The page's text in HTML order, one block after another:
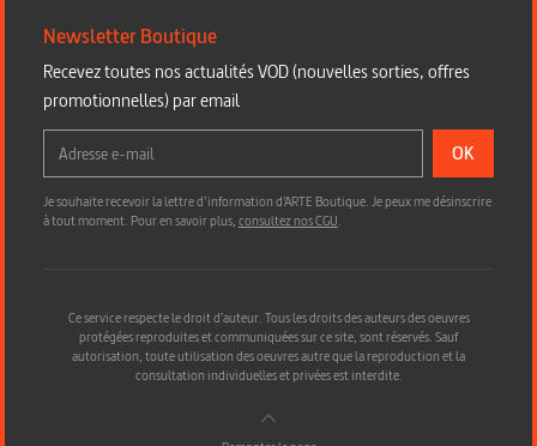
Newsletter Boutique
Recevez toutes nos actualités VOD (nouvelles sorties, offres
promotionnelles) par email
OK
Je souhaite recevoir la lettre d’information d'ARTE Boutique. Je peux me désinscrire
à tout moment. Pour en savoir plus,consultez nos CGU.
Ce service respecte le droit d’auteur. Tous les droits des auteurs des oeuvres
protégées reproduites et communiquées sur ce site, sont réservés. Sauf
autorisation, toute utilisation des oeuvres autre que la reproduction et la
consultation individuelles et privées est interdite.